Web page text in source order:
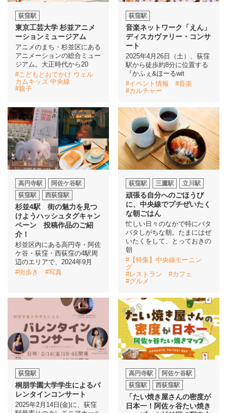
荻窪駅
東京工芸大学 杉並アニメ
ーションミュージアム
アニメのまち・杉並区にある
アニメーションの総合ミュー
ジアム。大正時代から20
#こどもとおでかけ ウェル
カムキッズ 中央線
#親子
荻窪駅
音楽ネットワーク「えん」
ディスカヴァリー・コンサ
ート
2025年4月26日（土）、荻窪
駅から徒歩約8分に位置する
『かふぇ&ほーるwit
#イベント情報
#音楽
#カルチャー
高円寺駅
阿佐ケ谷駅
荻窪駅
西荻窪駅
杉並4駅 街の魅力を見つ
けようハッシュタグキャン
ペーン 投稿作品のご紹
介！
杉並区内にある高円寺・阿佐
ケ谷・荻窪・西荻窪の4駅周
辺のエリアで、2024年9月
#街歩き
#写真
荻窪駅 三鷹駅 立川駅
頑張る自分へのごほうび
に、中央線でプチぜいたく
な朝ごはん
忙しい日々のなかで特にバタ
バタしがちな朝。たまにはぜ
いたくをして、とっておきの
朝
#【特集】中央線モーニン
グ
#レストラン
#カフェ
#グルメ
荻窪駅
桐朋学園大学学生によるバ
レンタインコンサート
2025年2月14日(金)に、荻窪
高円寺駅
阿佐ケ谷駅
荻窪駅
西荻窪駅
「たい焼き屋さんの密度が
日本一！阿佐ヶ谷たい焼き